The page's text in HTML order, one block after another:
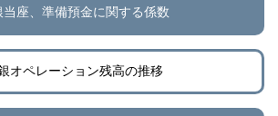
当座、準備預金に関する係数
オペレーション残高の推移